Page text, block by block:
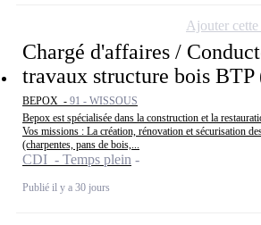
Chargé d'affaires /
travaux structure bois BTP
BEPOX - 91 - WISSOUS
Bepox est spécialisée dans la construction et la
Vos missions : La création, rénovation et sécurisation
(charpentes, pans de bois,...
CDI - Temps plein
Publié il y a 30 jours
Ajouter